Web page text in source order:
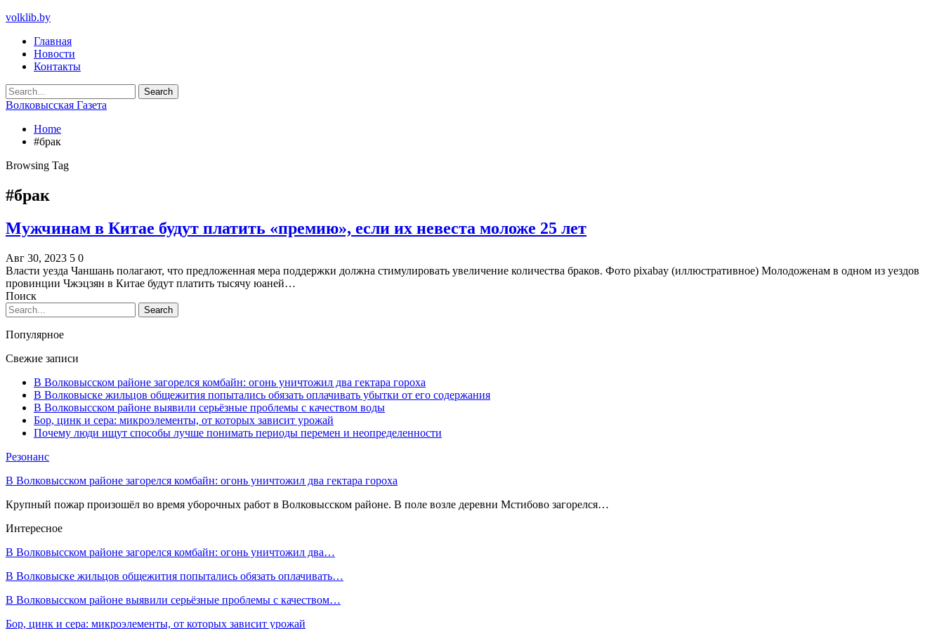
volklib.by
Главная
Новости
Контакты
Волковысская Газета
Home
#брак
Browsing Tag
#брак
Мужчинам в Китае будут платить «премию», если их невеста моложе 25 лет
Авг 30, 2023 5 0
Власти уезда Чаншань полагают, что предложенная мера поддержки должна стимулировать увеличение количества браков. Фото pixabay (иллюстративное) Молодоженам в одном из уездов
провинции Чжэцзян в Китае будут платить тысячу юаней…
Поиск
Популярное
Свежие записи
В Волковысском районе загорелся комбайн: огонь уничтожил два гектара гороха
В Волковыске жильцов общежития попытались обязать оплачивать убытки от его содержания
В Волковысском районе выявили серьёзные проблемы с качеством воды
Бор, цинк и сера: микроэлементы, от которых зависит урожай
Почему люди ищут способы лучше понимать периоды перемен и неопределенности
Резонанс
В Волковысском районе загорелся комбайн: огонь уничтожил два гектара гороха
Крупный пожар произошёл во время уборочных работ в Волковысском районе. В поле возле деревни Мстибово загорелся…
Интересное
В Волковысском районе загорелся комбайн: огонь уничтожил два…
В Волковыске жильцов общежития попытались обязать оплачивать…
В Волковысском районе выявили серьёзные проблемы с качеством…
Бор, цинк и сера: микроэлементы, от которых зависит урожай